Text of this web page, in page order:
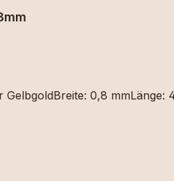
GelbgoldBreite: 0,8 mmLänge: